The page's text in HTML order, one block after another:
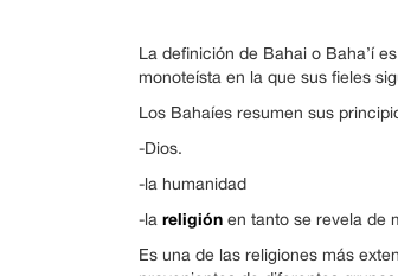
La definición de Bahai o Baha’í
monoteísta en la que sus fieles
Los Bahaíes resumen sus
-Dios.
-la humanidad
-la religión en tanto se revela de
Es una de las religiones más